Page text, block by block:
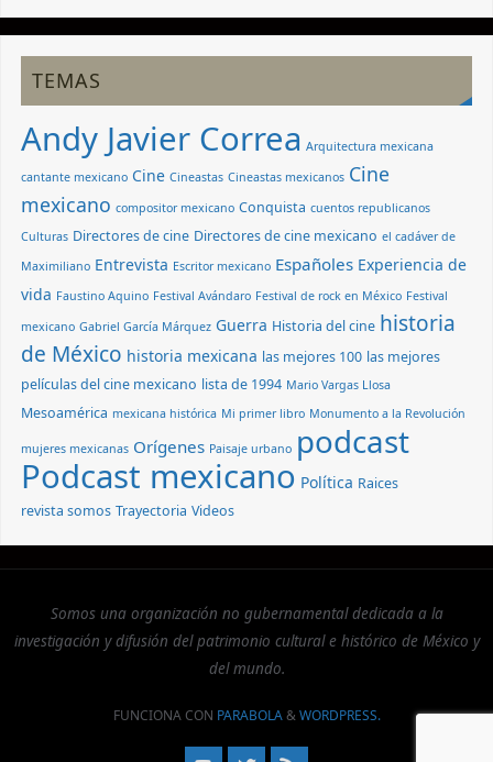
TEMAS
Andy Javier Correa Arquitectura mexicana
cantante mexicano Cine Cineastas Cineastas mexicanos Cine
mexicano compositor mexicano Conquista cuentos republicanos
Culturas Directores de cine Directores de cine mexicano el cadáver de
Maximiliano Entrevista Escritor mexicano Españoles Experiencia de
vida Faustino Aquino Festival Avándaro Festival de rock en México Festival
mexicano Gabriel García Márquez Guerra Historia del cine historia
de México historia mexicana las mejores 100 las mejores
películas del cine mexicano lista de 1994 Mario Vargas Llosa
Mesoamérica mexicana histórica Mi primer libro Monumento a la Revolución
mujeres mexicanas Orígenes Paisaje urbano podcast
Podcast mexicano Política Raices
revista somos Trayectoria Videos
Somos una organización no gubernamental dedicada a la
investigación y difusión del patrimonio cultural e histórico de México y
del mundo.
FUNCIONA CON PARABOLA&WORDPRESS.